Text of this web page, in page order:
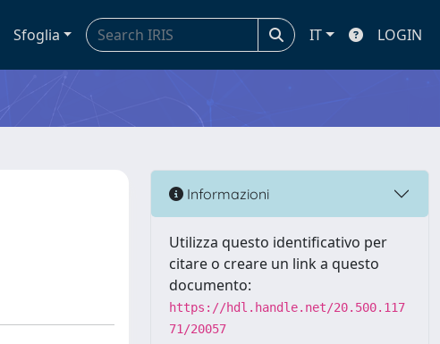
Sfoglia IT LOGIN
Informazioni
Utilizza questo identificativo per
citare o creare un link a questo
documento:
https://hdl.handle.net/20.500.117
71/20057